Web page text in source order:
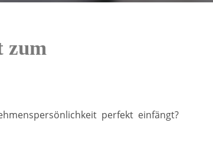
zum
perfekt einfängt?